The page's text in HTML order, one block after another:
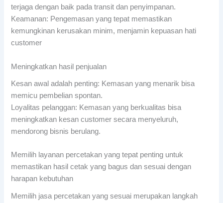
terjaga dengan baik pada transit dan penyimpanan.
Keamanan: Pengemasan yang tepat memastikan
kemungkinan kerusakan minim, menjamin kepuasan hati
customer
Meningkatkan hasil penjualan
Kesan awal adalah penting: Kemasan yang menarik bisa
memicu pembelian spontan.
Loyalitas pelanggan: Kemasan yang berkualitas bisa
meningkatkan kesan customer secara menyeluruh,
mendorong bisnis berulang.
Memilih layanan percetakan yang tepat penting untuk
memastikan hasil cetak yang bagus dan sesuai dengan
harapan kebutuhan
Memilih jasa percetakan yang sesuai merupakan langkah